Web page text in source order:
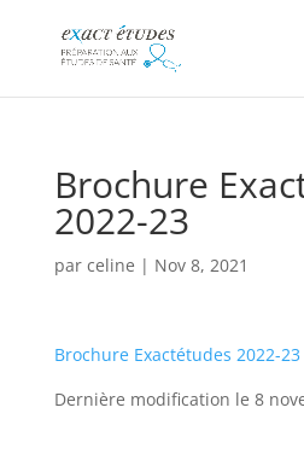
Brochure
2022-23
par celine | Nov 8, 2021
Brochure Exactétudes 2022-23
Dernière modification le 8